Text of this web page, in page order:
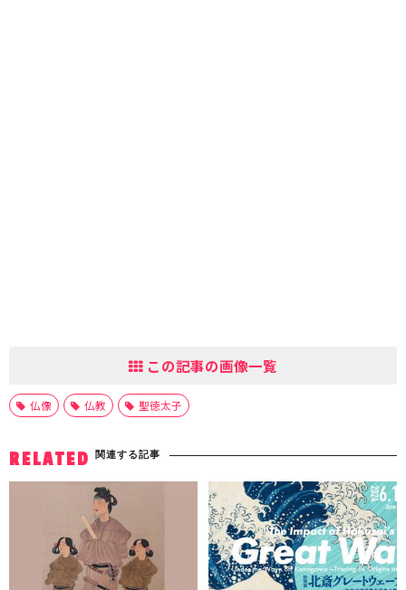
この記事の画像一覧
仏像 仏教 聖徳太子
RELATED 関連する記事